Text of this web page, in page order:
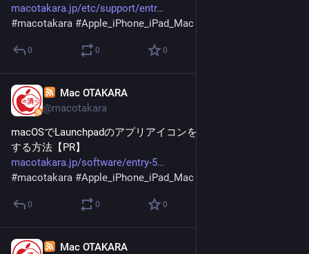
macotakara.jp/etc/support/entr
#macotakara #Apple_iPhone_iPad_Mac
0 0 0
Mac OTAKARA
@macotakara
macOSでLaunchpadのアプリアイコンを整理・カスタマイズ
する方法【PR】
macotakara.jp/software/entry-5
#macotakara #Apple_iPhone_iPad_Mac
0 0 0
Mac OTAKARA